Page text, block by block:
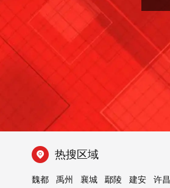
热搜区域
魏都 禹州 襄城 鄢陵 建安 许昌